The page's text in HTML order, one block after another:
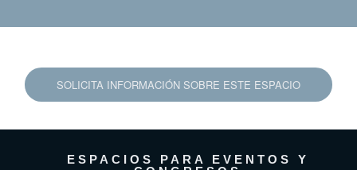
SOLICITA INFORMACIÓN SOBRE ESTE ESPACIO
ESPACIOS PARA EVENTOS Y